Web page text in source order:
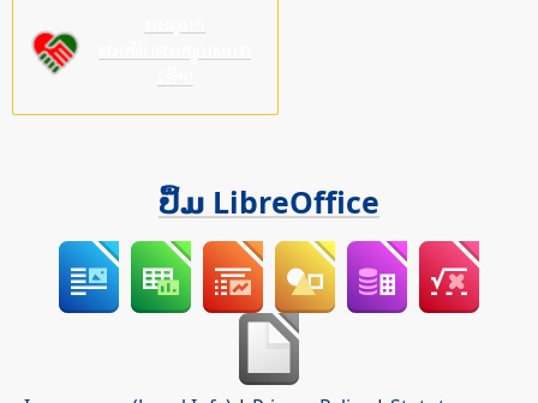
ປຶ້ມ LibreOffice